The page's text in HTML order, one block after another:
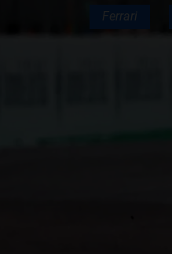
Ferrari
PODCAST